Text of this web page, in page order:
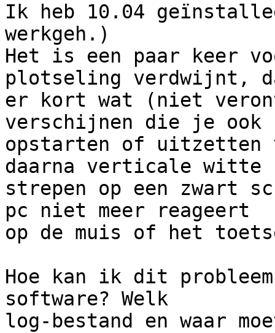
Ik heb 10.04
werkgeh.)
Het is een paar keer
plotseling verdwijnt,
er kort wat (niet
verschijnen die je
opstarten of uitzetten
daarna verticale witte
strepen op een zwart
pc niet meer reageert
op de muis of het
Hoe kan ik dit
software? Welk
log-bestand en waar